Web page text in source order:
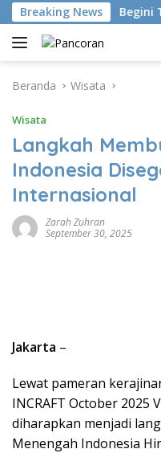
Langsung
ke
konten
Breaking NewsBegini Tips
Beranda Wisata
Wisata
Langkah
Indonesia
Internasional
Zarah Zuhran
September 30, 2025
Jakarta –
Lewat pameran
INCRAFT October 2025
diharapkan menjadi
Menengah Indonesia